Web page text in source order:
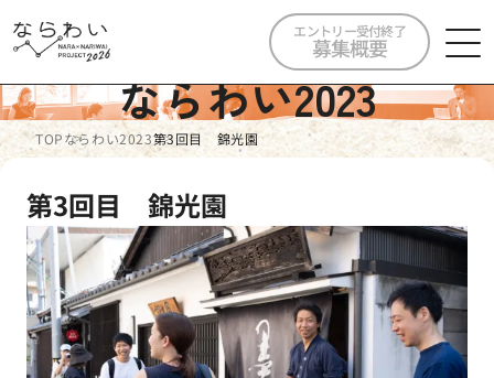
エントリー受付終了
募集概要
ならわい2023
TOPならわい2023第3回目 錦光園
第3回目 錦光園